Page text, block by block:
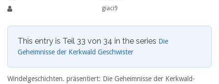
giaci9
This entry is Teil 33 von 34 in the series Die
Geheimnisse der Kerkwald Geschwister
Windelgeschichten. präsentiert: Die Geheimnisse der Kerkwald-